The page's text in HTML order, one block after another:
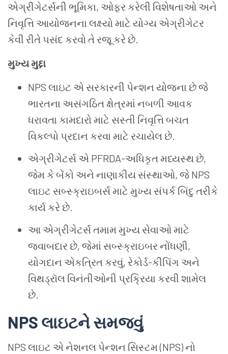
એગ્રીગેટર્સની ભૂમિકા, ઓફર કરેલી વિશેષતાઓ અને
નિવૃત્તિ આયોજનના લક્ષ્યો માટે યોગ્ય એગ્રીગેટર
કેવી રીતે પસંદ કરવો તે રજૂ કરે છે.
મુખ્ય મુદ્દા
NPS લાઇટ એ સરકારની પેન્શન યોજના છે જે
ભારતના અસંગઠિત ક્ષેત્રમાં નબળી આવક
ધરાવતા કામદારો માટે સસ્તી નિવૃત્તિ બચત
વિકલ્પો પ્રદાન કરવા માટે રચાયેલ છે.
એગ્રીગેટર્સ એ PFRDA-અધિકૃત મધ્યસ્થ છે,
જેમ કે બેંકો અને નાણાકીય સંસ્થાઓ, જે NPS
લાઇટ સબ્સ્ક્રાઇબર્સ માટે મુખ્ય સંપર્ક બિંદુ તરીકે
કાર્ય કરે છે.
આ એગ્રીગેટર્સ તમામ મુખ્ય સેવાઓ માટે
જવાબદાર છે, જેમાં સબ્સ્ક્રાઇબર નોંધણી,
યોગદાન એકત્રિત કરવું, રેકોર્ડ-કીપિંગ અને
વિથડ્રૉલ વિનંતીઓની પ્રક્રિયા કરવી શામેલ
છે.
NPS લાઇટને સમજવું
NPS લાઇટ એ નેશનલ પેન્શન સિસ્ટમ (NPS) નો